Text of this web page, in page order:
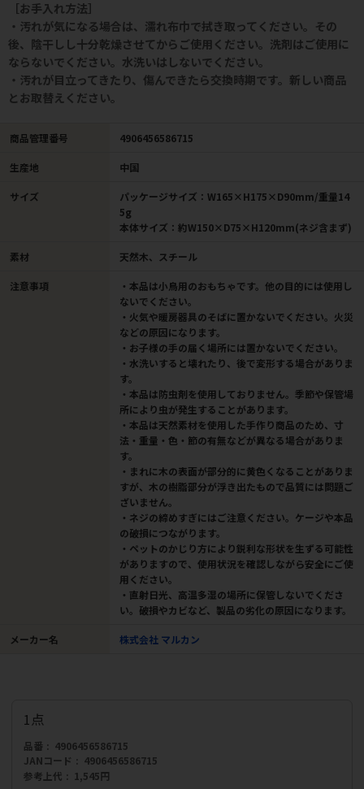
［お手入れ方法］
・汚れが気になる場合は、濡れ布巾で拭き取ってください。その
後、陰干しし十分乾燥させてからご使用ください。洗剤はご使用に
ならないでください。水洗いはしないでください。
・汚れが目立ってきたり、傷んできたら交換時期です。新しい商品
とお取替えください。
商品管理番号 4906456586715
生産地 中国
サイズ
パッケージサイズ：W165×H175×D90mm/重量14
5g
本体サイズ：約W150×D75×H120mm(ネジ含まず)
素材 天然木、スチール
注意事項
・本品は小鳥用のおもちゃです。他の目的には使用し
ないでください。
・火気や暖房器具のそばに置かないでください。火災
などの原因になります。
・お子様の手の届く場所には置かないでください。
・水洗いすると壊れたり、後で変形する場合がありま
す。
・本品は防虫剤を使用しておりません。季節や保管場
所により虫が発生することがあります。
・本品は天然素材を使用した手作り商品のため、寸
法・重量・色・節の有無などが異なる場合がありま
す。
・まれに木の表面が部分的に黄色くなることがありま
すが、木の樹脂部分が浮き出たもので品質には問題ご
ざいません。
・ネジの締めすぎにはご注意ください。ケージや本品
の破損につながります。
・ペットのかじり方により鋭利な形状を生ずる可能性
がありますので、使用状況を確認しながら安全にご使
用ください。
・直射日光、高温多湿の場所に保管しないでくださ
い。破損やカビなど、製品の劣化の原因になります。
メーカー名 株式会社 マルカン
1点
品番
4906456586715
JANコード
4906456586715
参考上代
1,545円